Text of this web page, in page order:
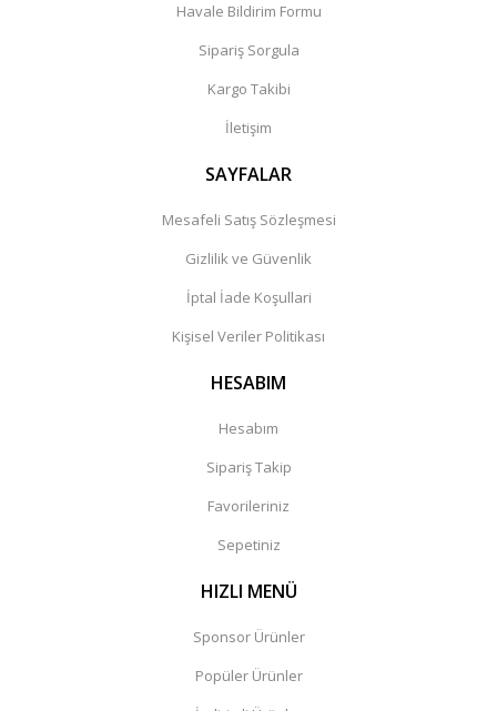
Havale Bildirim Formu
Sipariş Sorgula
Kargo Takibi
İletişim
SAYFALAR
Mesafeli Satış Sözleşmesi
Gizlilik ve Güvenlik
İptal İade Koşullari
Kişisel Veriler Politikası
HESABIM
Hesabım
Sipariş Takip
Favorileriniz
Sepetiniz
HIZLI MENÜ
Sponsor Ürünler
Popüler Ürünler